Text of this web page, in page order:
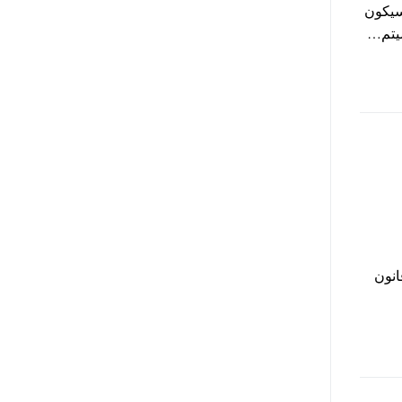
اليوم ان صرف مرتبات شهر يناير وفبراير 2016 سيكون
قانون